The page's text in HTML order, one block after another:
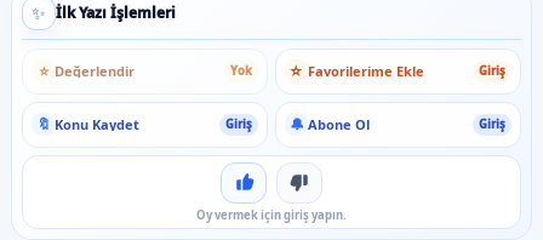
✨ İlk Yazı İşlemleri
⭐ Değerlendir Yok ☆ Favorilerime Ekle Giriş
🔖 Konu Kaydet Giriş 🔔 Abone Ol Giriş
BeğenBeğenme
Oy vermek için giriş yapın.